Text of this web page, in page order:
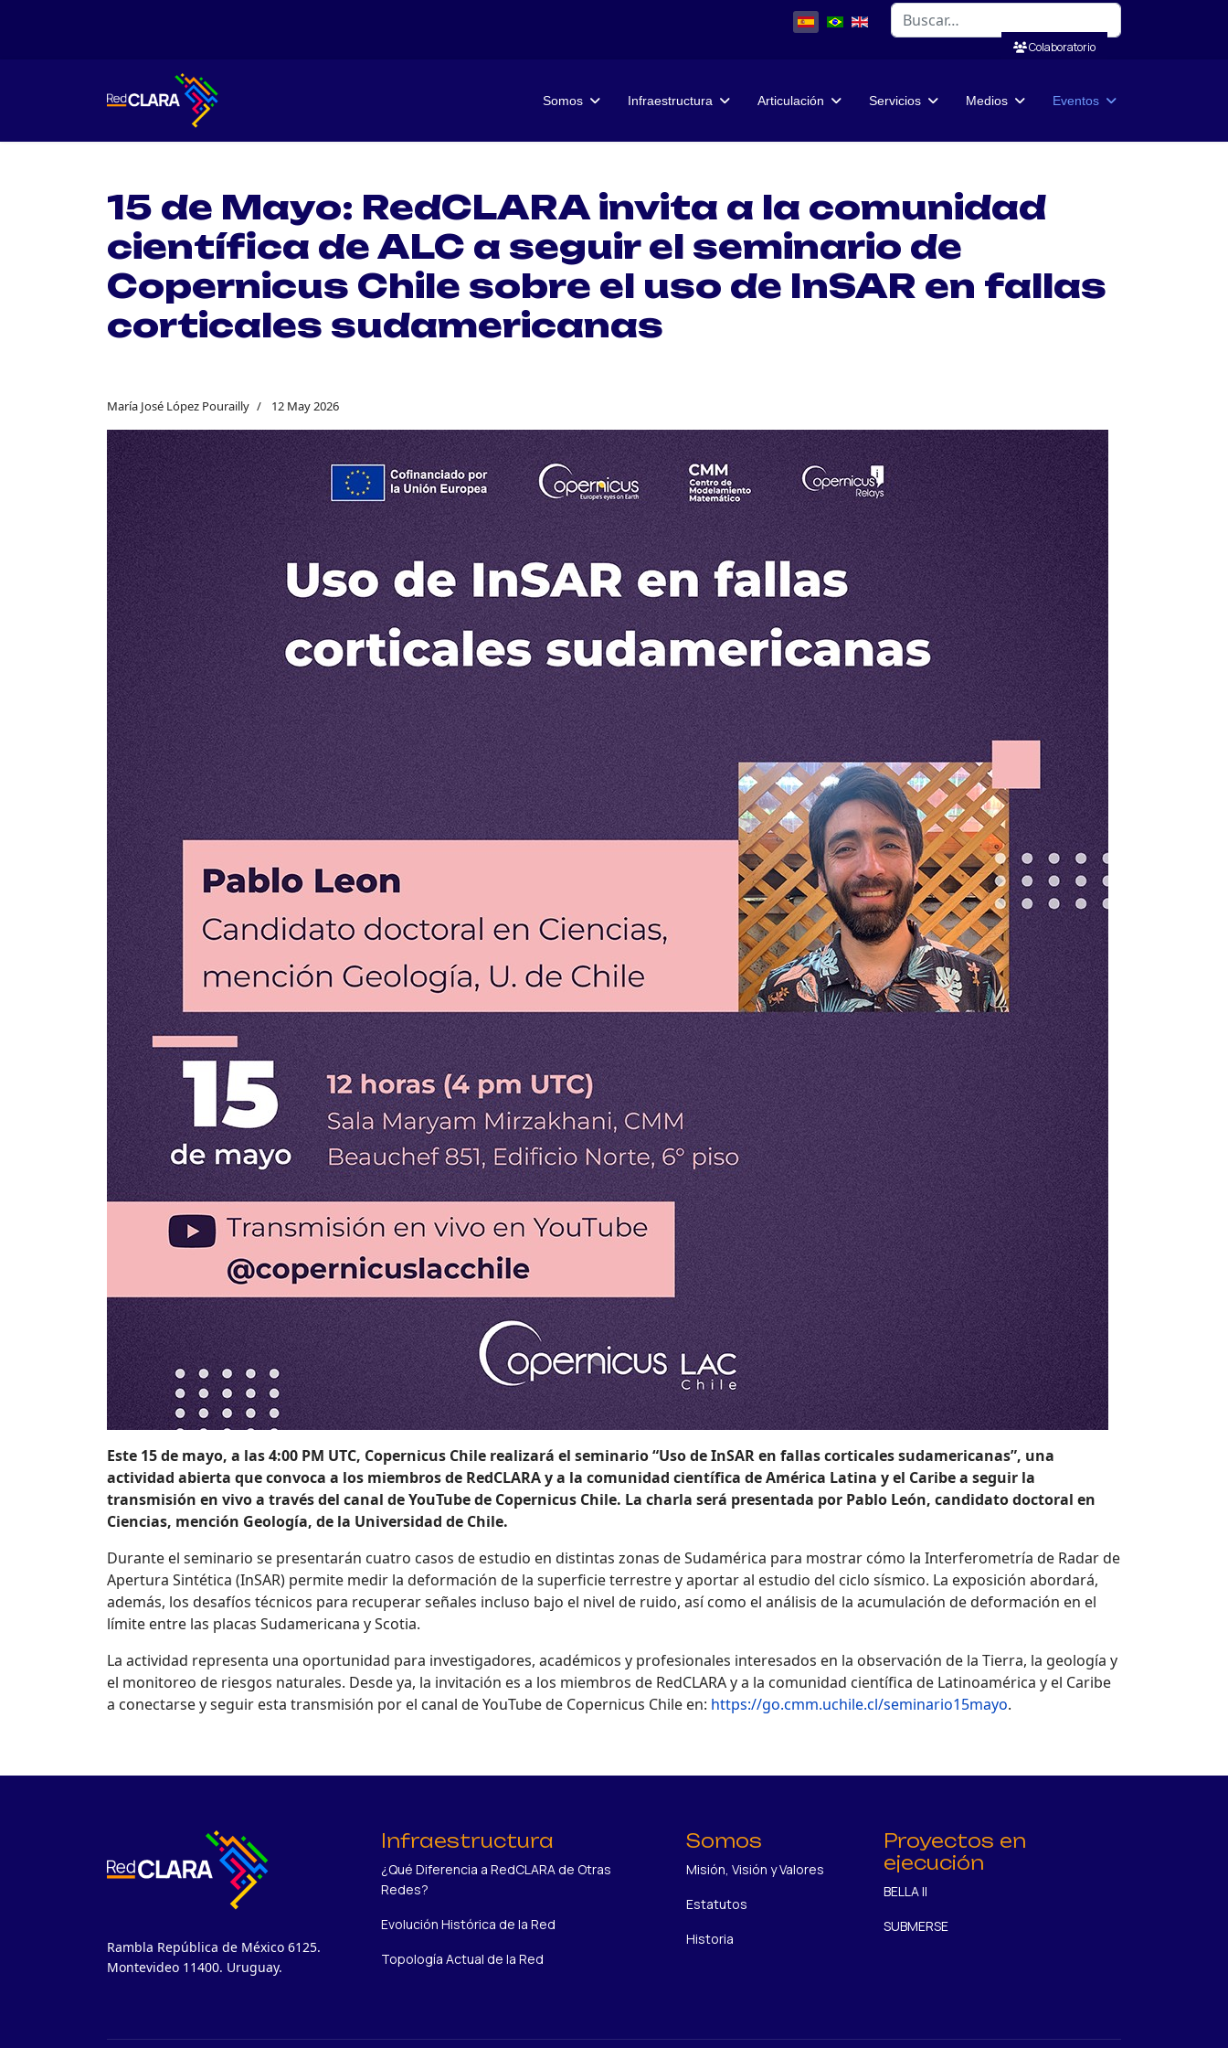
Buscar
Colaboratorio
Somos Infraestructura Articulación Servicios Medios Eventos
15 de Mayo: RedCLARA invita a la comunidad
científica de ALC a seguir el seminario de
Copernicus Chile sobre el uso de InSAR en fallas
corticales sudamericanas
María José López Pourailly 12 May 2026
Este 15 de mayo, a las 4:00 PM UTC, Copernicus Chile realizará el seminario “Uso de InSAR en fallas corticales sudamericanas”, una
actividad abierta que convoca a los miembros de RedCLARA y a la comunidad científica de América Latina y el Caribe a seguir la
transmisión en vivo a través del canal de YouTube de Copernicus Chile. La charla será presentada por Pablo León, candidato doctoral en
Ciencias, mención Geología, de la Universidad de Chile.
Durante el seminario se presentarán cuatro casos de estudio en distintas zonas de Sudamérica para mostrar cómo la Interferometría de Radar de
Apertura Sintética (InSAR) permite medir la deformación de la superficie terrestre y aportar al estudio del ciclo sísmico. La exposición abordará,
además, los desafíos técnicos para recuperar señales incluso bajo el nivel de ruido, así como el análisis de la acumulación de deformación en el
límite entre las placas Sudamericana y Scotia.
La actividad representa una oportunidad para investigadores, académicos y profesionales interesados en la observación de la Tierra, la geología y
el monitoreo de riesgos naturales. Desde ya, la invitación es a los miembros de RedCLARA y a la comunidad científica de Latinoamérica y el Caribe
a conectarse y seguir esta transmisión por el canal de YouTube de Copernicus Chile en: https://go.cmm.uchile.cl/seminario15mayo.
Rambla República de México 6125.
Montevideo 11400. Uruguay.
Infraestructura
¿Qué Diferencia a RedCLARA de Otras
Redes?
Evolución Histórica de la Red
Topología Actual de la Red
Somos
Misión, Visión y Valores
Estatutos
Historia
Proyectos en
ejecución
BELLA II
SUBMERSE